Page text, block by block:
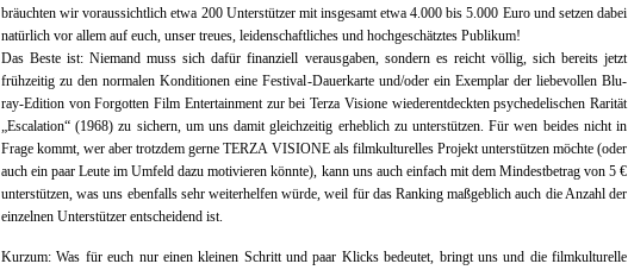
bräuchten wir voraussichtlich etwa 200 Unterstützer mit insgesamt etwa 4.000 bis 5.000 Euro und setzen dabei
natürlich vor allem auf euch, unser treues, leidenschaftliches und hochgeschätztes Publikum!
Das Beste ist: Niemand muss sich dafür finanziell verausgaben, sondern es reicht völlig, sich bereits jetzt
frühzeitig zu den normalen Konditionen eine Festival-Dauerkarte und/oder ein Exemplar der liebevollen Blu-
ray-Edition von Forgotten Film Entertainment zur bei Terza Visione wiederentdeckten psychedelischen Rarität
„Escalation“ (1968) zu sichern, um uns damit gleichzeitig erheblich zu unterstützen. Für wen beides nicht in
Frage kommt, wer aber trotzdem gerne TERZA VISIONE als filmkulturelles Projekt unterstützen möchte (oder
auch ein paar Leute im Umfeld dazu motivieren könnte), kann uns auch einfach mit dem Mindestbetrag von 5 €
unterstützen, was uns ebenfalls sehr weiterhelfen würde, weil für das Ranking maßgeblich auch die Anzahl der
einzelnen Unterstützer entscheidend ist.
Kurzum: Was für euch nur einen kleinen Schritt und paar Klicks bedeutet, bringt uns und die filmkulturelle